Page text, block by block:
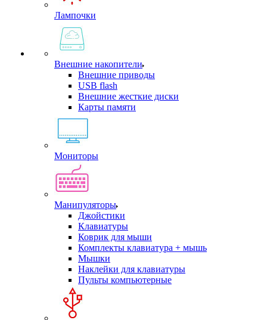
Лампочки
Внешние накопители
Внешние приводы
USB flash
Внешние жесткие диски
Карты памяти
Мониторы
Манипуляторы
Джойстики
Клавиатуры
Коврик для мыши
Комплекты клавиатура + мышь
Мышки
Наклейки для клавиатуры
Пульты компьютерные